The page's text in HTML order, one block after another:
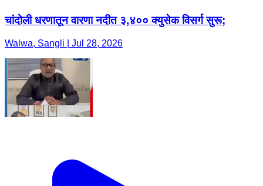
चांदोली धरणातून वारणा नदीत ३,४०० क्युसेक विसर्ग सुरू;
Walwa, Sangli | Jul 28, 2026